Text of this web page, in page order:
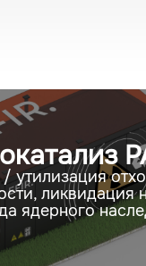
утилизация
ликвидация
ядерного